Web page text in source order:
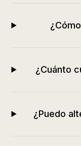
¿Cuánto
¿Puedo